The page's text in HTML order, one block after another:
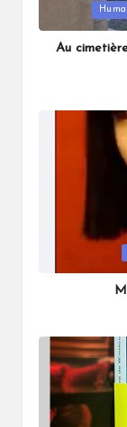
in
Au
in